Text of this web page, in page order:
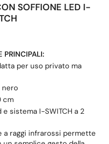
SOFFIONE LED I-
PRINCIPALI:
per uso privato ma
nero
cm
sistema I-SWITCH a 2
a raggi infrarossi permette